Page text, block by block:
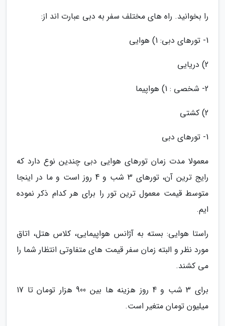
را بخوانید. راه های مختلف سفر به دبی عبارت اند از:
1- تورهای دبی: 1) هوایی
2) دریایی
2- شخصی : 1) هواپیما
2) کشتی
1- تورهای دبی
معمولا مدت زمان تورهای هوایی دبی چندین نوع دارد که
رایج ترین آن، تورهای 3 شب و 4 روز است و ما در اینجا
متوسط قیمت معمول ترین تور را برای هر کدام ذکر نموده
ایم.
راستا هوایی: بسته به آژانس هواپیمایی، کلاس هتل، اتاق
مورد نظر و البته زمان سفر قیمت های متفاوتی انتظار شما را
می کشند.
برای 3 شب و 4 روز هزینه ها بین 900 هزار تومان تا 17
میلیون تومان متغیر است.